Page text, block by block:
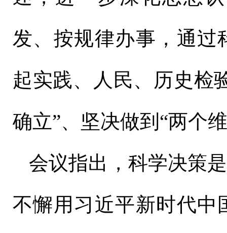
发、按规律办事，通过
起实践、人民、历史检
确立”、坚决做到“两个
会议指出，科学决策
不懈用习近平新时代中